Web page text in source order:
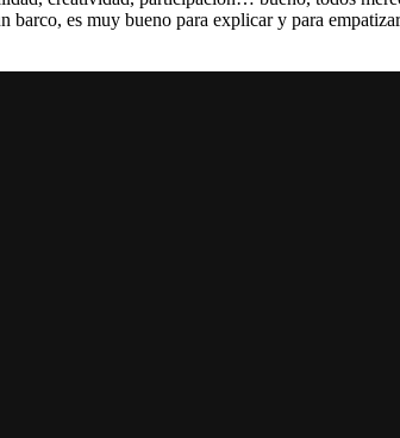
es muy bueno para explicar y para